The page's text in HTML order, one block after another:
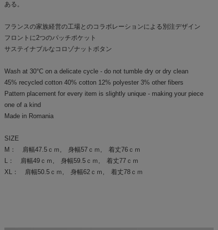
ある。
フランスの家族経営の工場とのコラボレーションによる別注デザイン
フロントに2つのパッチポケット
サステイナブルなコロゾナットボタン
Wash at 30°C on a delicate cycle - do not tumble dry or dry clean
45% recycled cotton 40% cotton 12% polyester 3% other fibers
Pattern placement for every item is slightly unique - making your piece
one of a kind
Made in Romania
SIZE
M： 肩幅47.5ｃｍ, 身幅57ｃｍ, 着丈76ｃｍ
L： 肩幅49ｃｍ, 身幅59.5ｃｍ, 着丈77ｃｍ
XL： 肩幅50.5ｃｍ, 身幅62ｃｍ, 着丈78ｃｍ